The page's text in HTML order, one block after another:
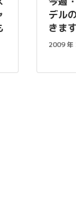
デル
きます
2009 年